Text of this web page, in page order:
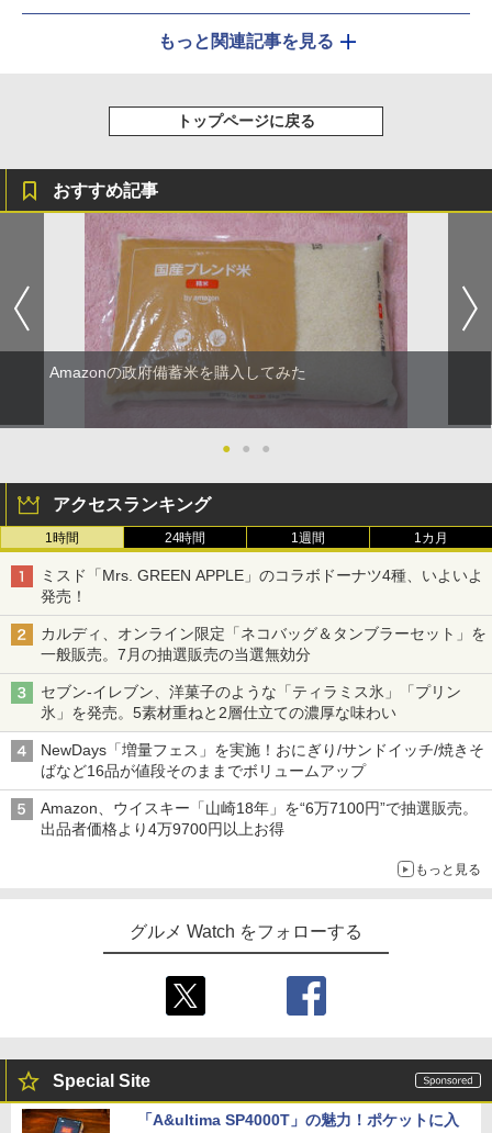
もっと関連記事を見る
トップページに戻る
おすすめ記事
Amazonの政府備蓄米を購入してみた
● ● ●
アクセスランキング
1時間 24時間 1週間 1カ月
ミスド「Mrs. GREEN APPLE」のコラボドーナツ4種、いよいよ
発売！
カルディ、オンライン限定「ネコバッグ＆タンブラーセット」を
一般販売。7月の抽選販売の当選無効分
セブン-イレブン、洋菓子のような「ティラミス氷」「プリン
氷」を発売。5素材重ねと2層仕立ての濃厚な味わい
NewDays「増量フェス」を実施！おにぎり/サンドイッチ/焼きそ
ばなど16品が値段そのままでボリュームアップ
Amazon、ウイスキー「山崎18年」を“6万7100円”で抽選販売。
出品者価格より4万9700円以上お得
もっと見る
グルメ Watch をフォローする
Special Site
「A&ultima SP4000T」の魅力！ポケットに入